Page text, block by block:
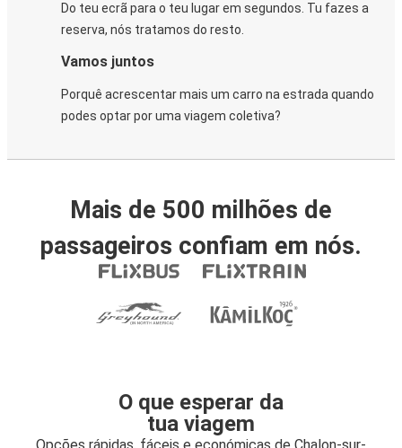
Do teu ecrã para o teu lugar em segundos. Tu fazes a
reserva, nós tratamos do resto.
Vamos juntos
Porquê acrescentar mais um carro na estrada quando
podes optar por uma viagem coletiva?
Mais de 500 milhões de
passageiros confiam em nós.
O que esperar da
tua viagem